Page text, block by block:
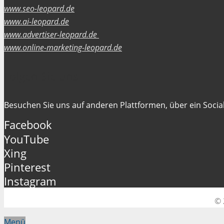
www.seo-leopard.de
www.ai-leopard.de
www.advertiser-leopard.de
www.online-marketing-leopard.de
Besuchen Sie uns auf anderen Plattformen, über ein
Facebook
YouTube
Xing
Pinterest
Instagram
©